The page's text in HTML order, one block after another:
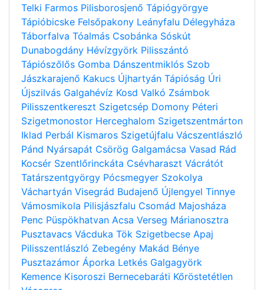
Telki Farmos Pilisborosjenő Tápiógyörgye
Tápióbicske Felsőpakony Leányfalu Délegyháza
Táborfalva Tóalmás Csobánka Sóskút
Dunabogdány Hévízgyörk Pilisszántó
Tápiószőlős Gomba Dánszentmiklós Szob
Jászkarajenő Kakucs Újhartyán Tápióság Úri
Újszilvás Galgahévíz Kosd Valkó Zsámbok
Pilisszentkereszt Szigetcsép Domony Péteri
Szigetmonostor Herceghalom Szigetszentmárton
Iklad Perbál Kismaros Szigetújfalu Vácszentlászló
Pánd Nyársapát Csörög Galgamácsa Vasad Rád
Kocsér Szentlőrinckáta Csévharaszt Vácrátót
Tatárszentgyörgy Pócsmegyer Szokolya
Váchartyán Visegrád Budajenő Újlengyel Tinnye
Vámosmikola Pilisjászfalu Csomád Majosháza
Penc Püspökhatvan Acsa Verseg Márianosztra
Pusztavacs Vácduka Tök Szigetbecse Apaj
Pilisszentlászló Zebegény Makád Bénye
Pusztazámor Áporka Letkés Galgagyörk
Kemence Kisoroszi Bernecebaráti Kőröstetétlen